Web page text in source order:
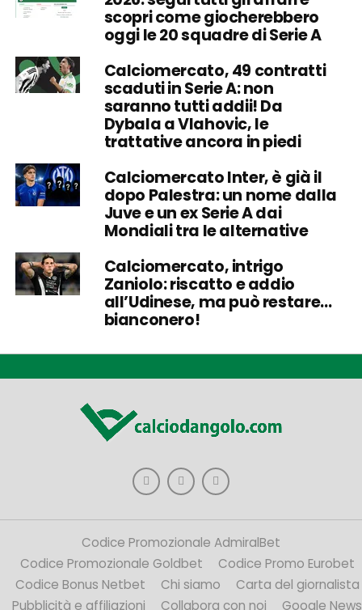
scopri come giocherebbero
oggi le 20 squadre di Serie A
Calciomercato, 49 contratti
scaduti in Serie A: non
saranno tutti addii! Da
Dybala a Vlahovic, le
trattative ancora in piedi
Calciomercato Inter, è già il
dopo Palestra: un nome dalla
Juve e un ex Serie A dai
Mondiali tra le alternative
Calciomercato, intrigo
Zaniolo: riscatto e addio
all’Udinese, ma può restare…
bianconero!
Codice Promozionale AdmiralBet
Codice Promozionale Goldbet
Codice Promo Eurobet
Codice Bonus Netbet
Chi siamo
Carta del giornalista
Pubblicità e affiliazioni
Collabora con noi Google News